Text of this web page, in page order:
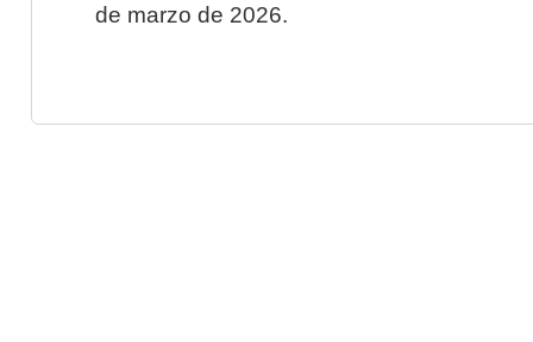
de marzo de 2026.